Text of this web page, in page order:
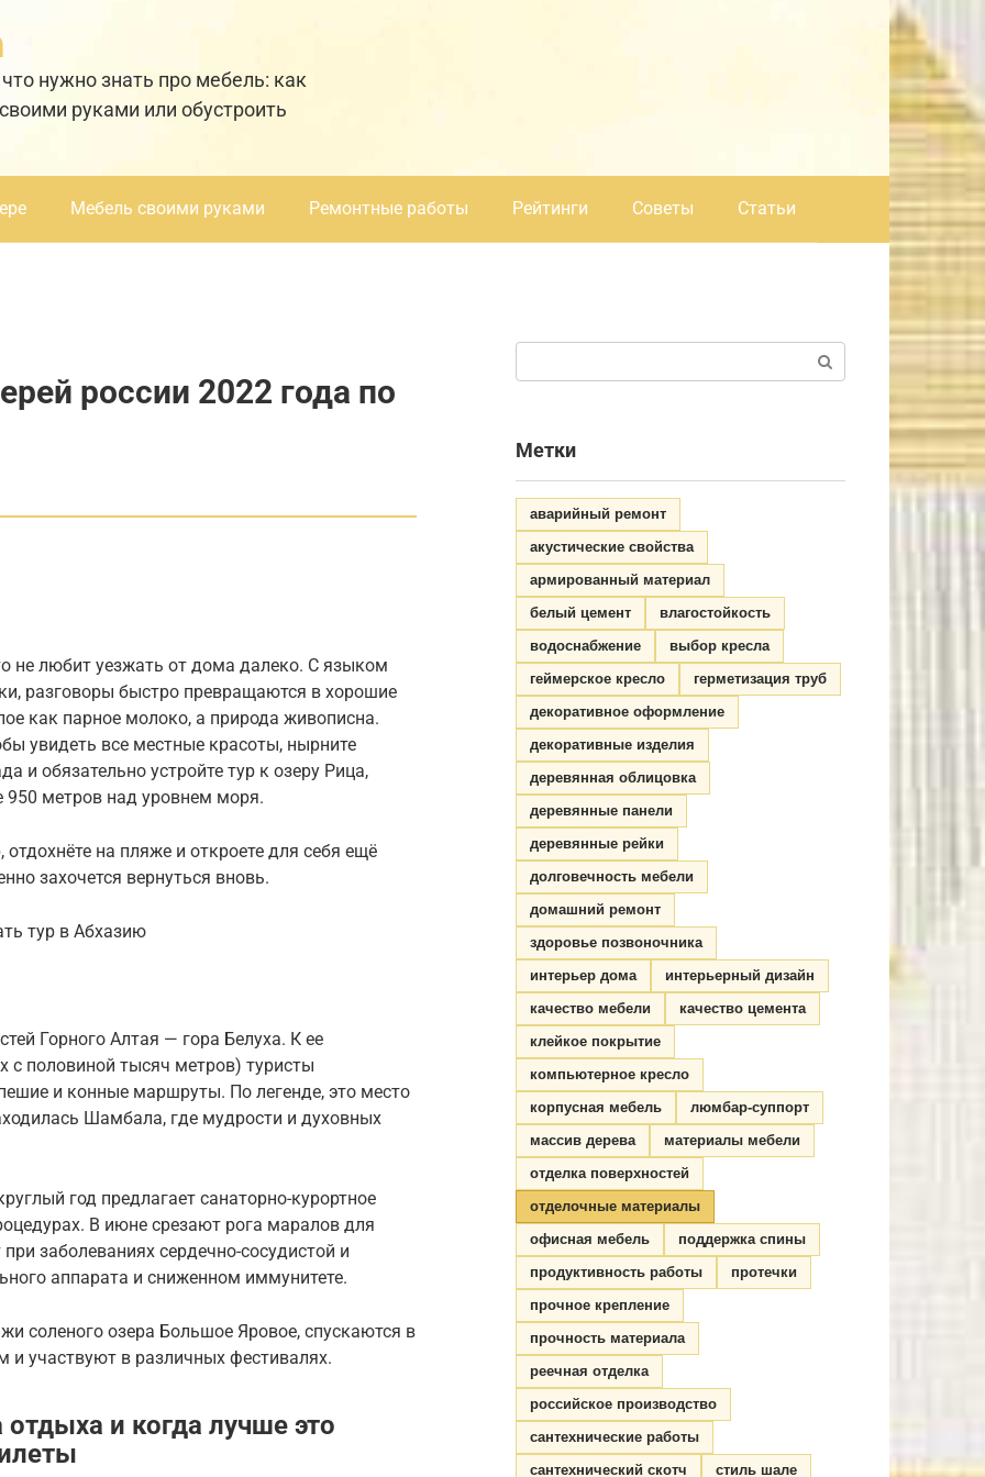
нужно знать про мебель: как
руками или обустроить
Мебель своими руками Ремонтные работы Рейтинги Советы Статьи
россии 2022 года по
не любит уезжать от дома далеко. С языком
разговоры быстро превращаются в хорошие
как парное молоко, а природа живописна.
увидеть все местные красоты, нырните
и обязательно устройте тур к озеру Рица,
950 метров над уровнем моря.
на пляже и откроете для себя ещё
захочется вернуться вновь.
тур в Абхазию
Горного Алтая — гора Белуха. К ее
с половиной тысяч метров) туристы
и конные маршруты. По легенде, это место
Шамбала, где мудрости и духовных
год предлагает санаторно-курортное
В июне срезают рога маралов для
заболеваниях сердечно-сосудистой и
аппарата и сниженном иммунитете.
соленого озера Большое Яровое, спускаются в
участвуют в различных фестивалях.
и когда лучше это
Метки
аварийный ремонт
акустические свойства
армированный материал
белый цемент
влагостойкость
водоснабжение
выбор кресла
геймерское кресло
герметизация труб
декоративное оформление
декоративные изделия
деревянная облицовка
деревянные панели
деревянные рейки
долговечность мебели
домашний ремонт
здоровье позвоночника
интерьер дома
интерьерный дизайн
качество мебели
качество цемента
клейкое покрытие
компьютерное кресло
корпусная мебель
люмбар-суппорт
массив дерева
материалы мебели
отделка поверхностей
отделочные материалы
офисная мебель
поддержка спины
продуктивность работы
протечки
прочное крепление
прочность материала
реечная отделка
российское производство
сантехнические работы
сантехнический скотч
стиль шале